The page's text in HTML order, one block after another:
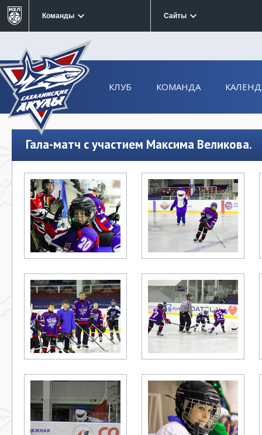
Команды Сайты
КЛУБ КОМАНДА
Гала-матч с участием Максима Великова.